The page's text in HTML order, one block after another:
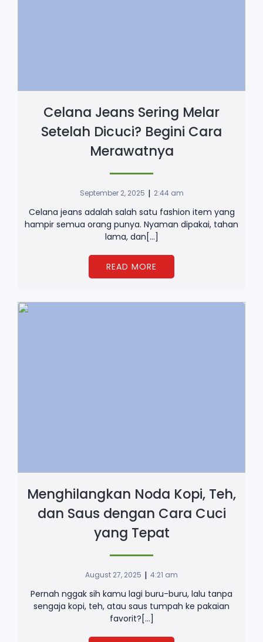
Celana Jeans Sering Melar
Setelah Dicuci? Begini Cara
Merawatnya
September 2, 2025 | 2:44 am
Celana jeans adalah salah satu fashion item yang
hampir semua orang punya. Nyaman dipakai, tahan
lama, dan[…]
READ MORE
Menghilangkan Noda Kopi, Teh,
dan Saus dengan Cara Cuci
yang Tepat
August 27, 2025 | 4:21 am
Pernah nggak sih kamu lagi buru-buru, lalu tanpa
sengaja kopi, teh, atau saus tumpah ke pakaian
favorit?[…]